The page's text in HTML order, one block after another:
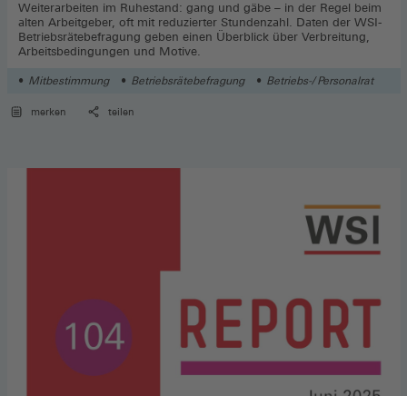
Weiterarbeiten im Ruhestand: gang und gäbe – in der Regel beim
alten Arbeitgeber, oft mit reduzierter Stundenzahl. Daten der WSI-
Betriebsrätebefragung geben einen Überblick über Verbreitung,
Arbeitsbedingungen und Motive.
Mitbestimmung Betriebsrätebefragung Betriebs-/ Personalrat
merken teilen